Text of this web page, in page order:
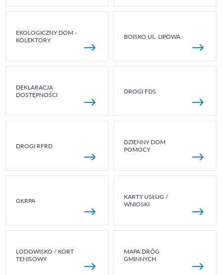
EKOLOGICZNY DOM -
KOLEKTORY
BOISKO UL. LIPOWA
DEKLARACJA
DOSTĘPNOŚCI
DROGI FDS
DROGI RFRD
DZIENNY DOM
POMOCY
GKRPA
KARTY USŁUG /
WNIOSKI
LODOWISKO / KORT
TENISOWY
MAPA DRÓG
GMINNYCH